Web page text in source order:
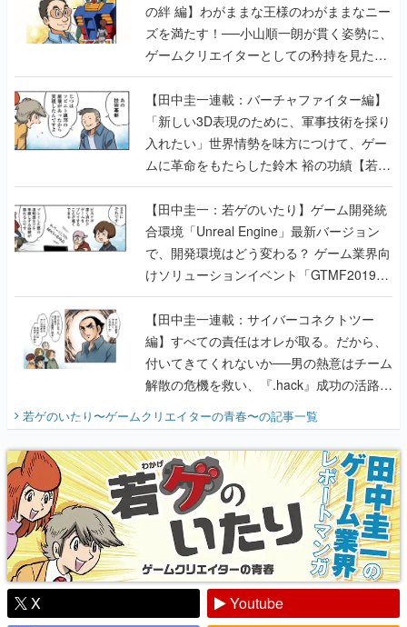
の絆 編】わがままな王様のわがままなニー
ズを満たす！──小山順一朗が貫く姿勢に、
ゲームクリエイターとしての矜持を見た
【若ゲのいたり最終回】
【田中圭一連載：バーチャファイター編】
「新しい3D表現のために、軍事技術を採り
入れたい」世界情勢を味方につけて、ゲー
ムに革命をもたらした鈴木 裕の功績【若ゲ
のいたり】
【田中圭一：若ゲのいたり】ゲーム開発統
合環境「Unreal Engine」最新バージョン
で、開発環境はどう変わる？ ゲーム業界向
けソリューションイベント「GTMF2019」
に行って、より理解を深めよう【PR】
【田中圭一連載：サイバーコネクトツー
編】すべての責任はオレが取る。だから、
付いてきてくれないか──男の熱意はチーム
解散の危機を救い、『.hack』成功の活路を
『少年ジャンプ』色だった【若ゲのいた
り】
若ゲのいたり〜ゲームクリエイターの青春〜の記事一覧
X
Youtube